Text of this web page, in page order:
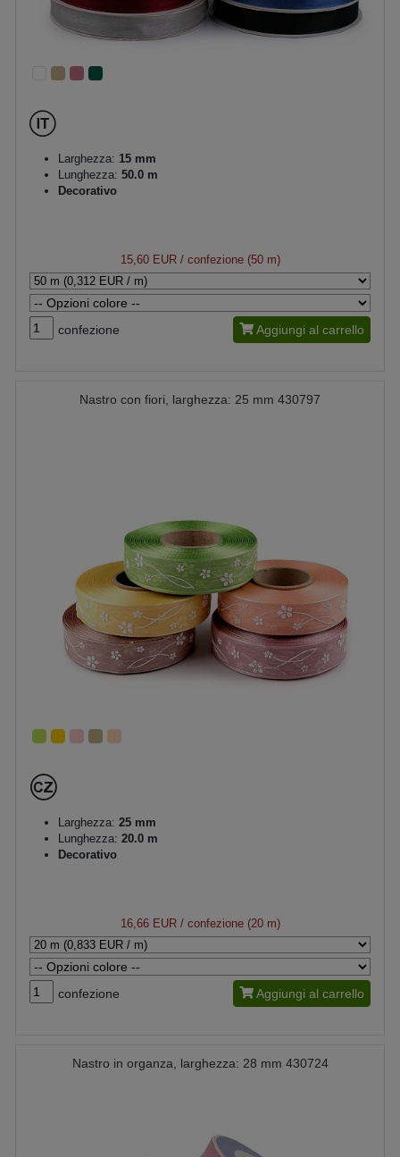
Larghezza: 15 mm
Lunghezza: 50.0 m
Decorativo
15,60 EUR/ confezione (50 m)
confezione Aggiungi al carrello
Nastro con fiori, larghezza: 25 mm 430797
Larghezza: 25 mm
Lunghezza: 20.0 m
Decorativo
16,66 EUR/ confezione (20 m)
confezione Aggiungi al carrello
Nastro in organza, larghezza: 28 mm 430724